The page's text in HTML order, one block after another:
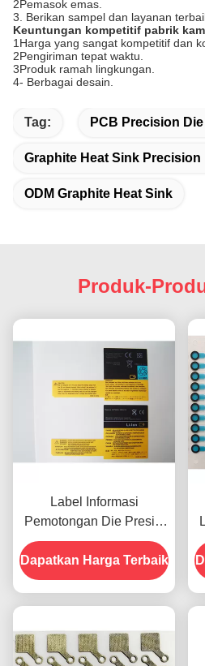
2Pemasok emas.
3. Berikan sampel dan layanan
Keuntungan kompetitif pabrik
1Harga yang sangat kompetitif dan
2Pengiriman tepat waktu.
3Produk ramah lingkungan.
4- Berbagai desain.
Tag: PCB Precision
Graphite Heat Sink Precision
ODM Graphite Heat Sink
Produk-
Label Informasi
Pemotongan Die Presisi
Kustom Untuk Ponsel
Dapatkan Harga Terbaik